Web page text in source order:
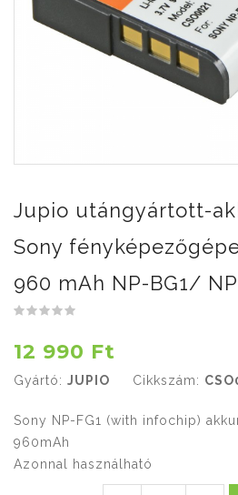
Jupio utángyártott-
Sony
960 mAh NP-BG1/
12 990 Ft
Gyártó: JUPIO Cikkszám:
Sony NP-FG1 (with infochip)
960mAh
Azonnal használható